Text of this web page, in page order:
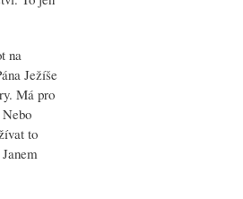
na
Ježíše
Má pro
to